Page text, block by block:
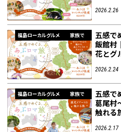
和食 わんぱ
パン アジア・エス
ク
温泉 体験
レジャー・スポー
ツ施設
非日常
フィットネス・や
せたい
鍼灸・整体
クゼーシ
脱毛 温活・サ
インテリア 食品・
その他
趣味・スキルアッ
プ
保育園・こ
幼稚園 教育
2026.2.26
福島ローカルグルメ 家族で
五感で
飯館村
花とグ
2026.2.24
福島ローカルグルメ 家族で
五感で
葛尾村
触れる
2026.2.17